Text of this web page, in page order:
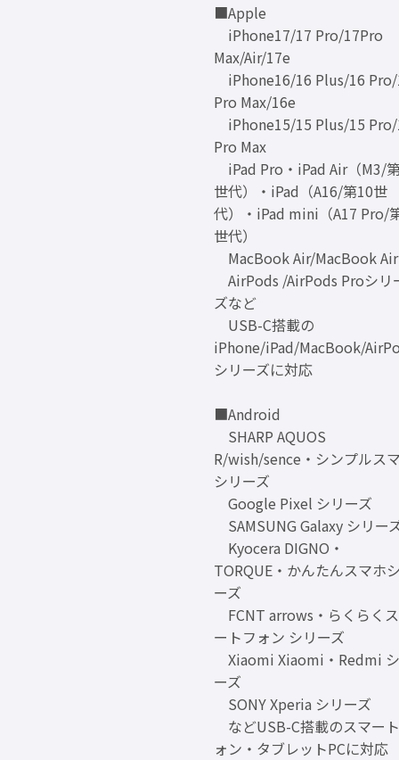
■Apple
iPhone17/17 Pro/17Pro
Max/Air/17e
iPhone16/16 Plus/16
Pro Max/16e
iPhone15/15 Plus/15
Pro Max
iPad Pro・iPad Air（M3/
世代）・iPad（A16/第10世
代）・iPad mini（A17 Pro/
世代）
MacBook Air/MacBook Air
AirPods /AirPods Proシリ
ズなど
USB-C搭載の
iPhone/iPad/MacBook/
シリーズに対応
■Android
SHARP AQUOS
R/wish/sence・シンプルス
シリーズ
Google Pixel シリーズ
SAMSUNG Galaxy シリー
Kyocera DIGNO・
TORQUE・かんたんスマホ
ーズ
FCNT arrows・らくらく
ートフォン シリーズ
Xiaomi Xiaomi・Redmi
ーズ
SONY Xperia シリーズ
などUSB-C搭載のスマー
ォン・タブレットPCに対応